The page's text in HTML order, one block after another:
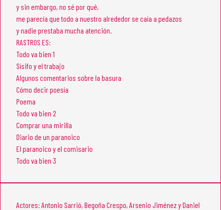
y sin embargo, no sé por qué,
me parecía que todo a nuestro alrededor se caía a pedazos
y nadie prestaba mucha atención.
RASTROS ES:
Todo va bien 1
Sísifo y el trabajo
Algunos comentarios sobre la basura
Cómo decir poesía
Poema
Todo va bien 2
Comprar una mirilla
Diario de un paranoico
El paranoico y el comisario
Todo va bien 3
Actores: Antonio Sarrió, Begoña Crespo, Arsenio Jiménez y Daniel